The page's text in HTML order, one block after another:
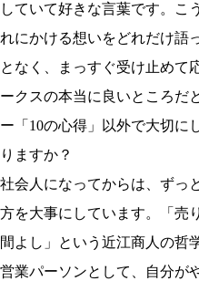
していて好きな言葉です。こ
れにかける想いをどれだけ語
となく、まっすぐ受け止めて
ークスの本当に良いところだ
ー「10の心得」以外で大切に
りますか？
社会人になってからは、ずっ
方を大事にしています。「売
間よし」という近江商人の哲
営業パーソンとして、自分が